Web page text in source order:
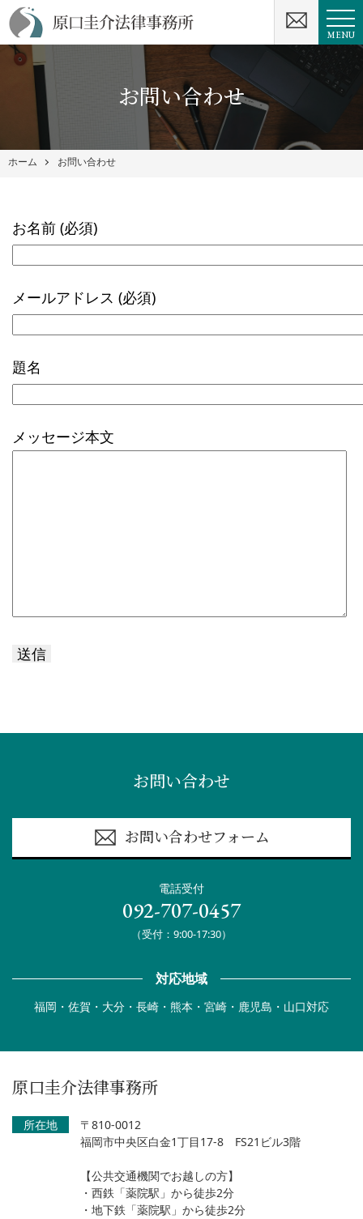
MENU
お問い合わせ
ホーム お問い合わせ
お名前 (必須)
メールアドレス (必須)
題名
メッセージ本文
お問い合わせ
お問い合わせフォーム
電話受付
092-707-0457
（受付：9:00-17:30）
対応地域
福岡・佐賀・大分・長崎・熊本・宮崎・鹿児島・山口対応
原口圭介法律事務所
所在地
〒810-0012
福岡市中央区白金1丁目17-8 FS21ビル3階
【公共交通機関でお越しの方】
・西鉄「薬院駅」から徒歩2分
・地下鉄「薬院駅」から徒歩2分